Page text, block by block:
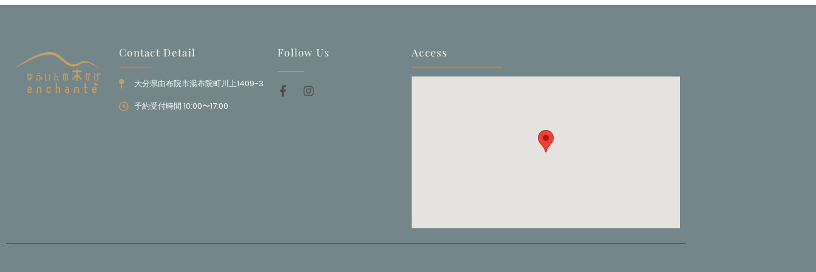
Contact Detail
大分県由布院市湯布院町川上1409-3
予約受付時間 10:00〜17:00
Follow Us Access